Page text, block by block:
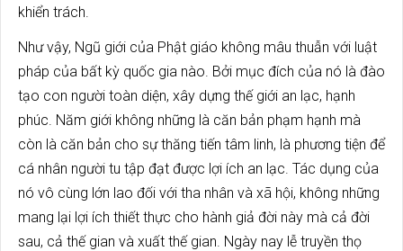
khiển trách.
Như vậy, Ngũ giới của Phật giáo không mâu thuẫn với luật
pháp của bất kỳ quốc gia nào. Bởi mục đích của nó là đào
tạo con người toàn diện, xây dựng thế giới an lạc, hạnh
phúc. Năm giới không những là căn bản phạm hạnh mà
còn là căn bản cho sự thăng tiến tâm linh, là phương tiện để
cá nhân người tu tập đạt được lợi ích an lạc. Tác dụng của
nó vô cùng lớn lao đối với tha nhân và xã hội, không những
mang lại lợi ích thiết thực cho hành giả đời này mà cả đời
sau, cả thế gian và xuất thế gian. Ngày nay lễ truyền thọ